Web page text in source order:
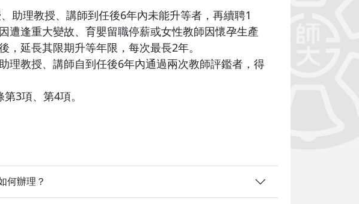
助理教授、講師到任後6年內未能升等者，再續聘1
遭逢重大變故、育嬰留職停薪或女性教師因懷孕生產
延長其限期升等年限，每次最長2年。
理教授、講師自到任後6年內通過兩次教師評鑑者，得
3項、第4項。
何辦理？